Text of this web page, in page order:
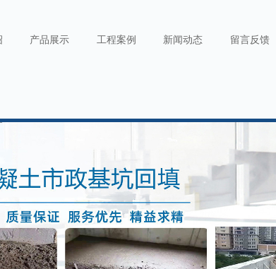
产品展示 工程案例 新闻动态 留言反馈